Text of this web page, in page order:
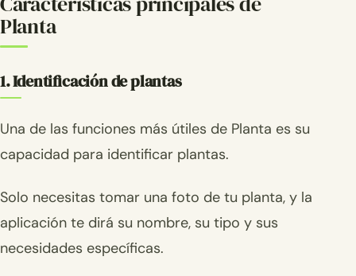
Planta
1. Identificación de plantas
Una de las funciones más útiles de Planta es su
capacidad para identificar plantas.
Solo necesitas tomar una foto de tu planta, y la
aplicación te dirá su nombre, su tipo y sus
necesidades específicas.